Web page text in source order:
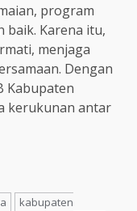
program
baik. Karena itu,
menjaga
Dengan
Kabupaten
kerukunan antar
kabupaten